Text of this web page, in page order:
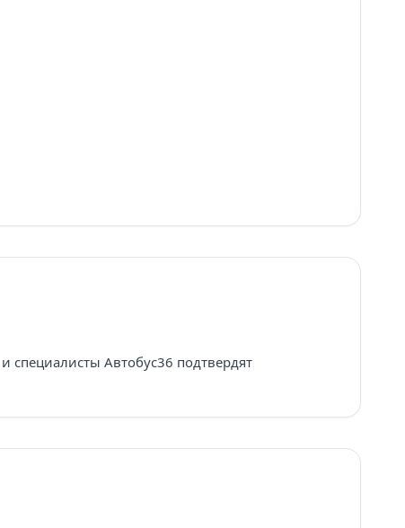
специалисты Автобус36 подтвердят